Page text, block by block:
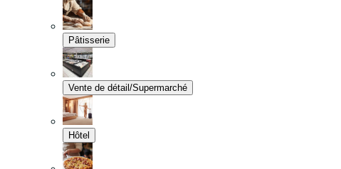
Pâtisserie
Vente de détail/Supermarché
Hôtel